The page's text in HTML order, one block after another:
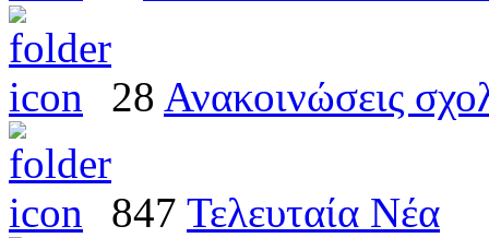
28 Ανακοινώσεις
847 Τελευταία Νέα